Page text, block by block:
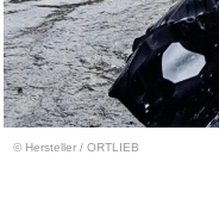
© Hersteller / ORTLIEB